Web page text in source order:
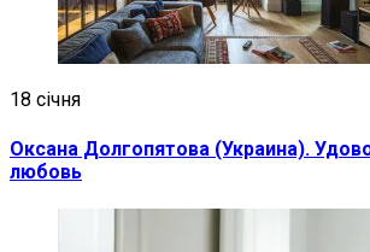
18 січня
Оксана Долгопятова (Украина).
любовь